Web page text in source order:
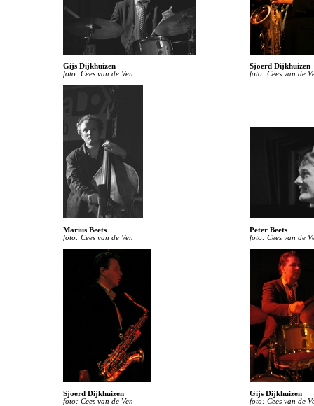
Gijs Dijkhuizen
foto: Cees van de Ven
Sjoerd Dijkhuizen
foto: Cees van de
Marius Beets
foto: Cees van de Ven
Peter Beets
foto: Cees van de
Sjoerd Dijkhuizen
foto: Cees van de Ven
Gijs Dijkhuizen
foto: Cees van de